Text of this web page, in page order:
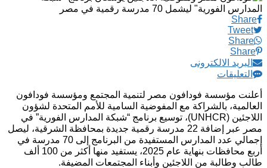
Share
Tweet
Share
Share
البريد الالكترونى
التعليقات
أعلنت مؤسسة فودافون مصر لتنمية المجتمع ومؤسسة فودافون
العالمية، بالشراكة مع المفوضية السامية للأمم المتحدة لشؤون
اللاجئين (UNHCR)، توسيع برنامج “شبكة المدارس الفورية” في
مصر عبر إضافة 22 مدرسة رقمية جديدة بمحافظة الشرقية، ليصل
إجمالي عدد المدارس المستفيدة من البرنامج إلى 70 مدرسة في
أربع محافظات بنهاية عام 2025، يستفيد منها أكثر من 100 ألف
طالب وطالبة من اللاجئين وأبناء المجتمعات المضيفة.